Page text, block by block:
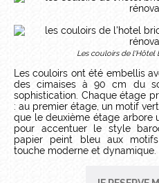
Les couloirs de l'Hôtel
Les couloirs ont été embellis
des cimaises à 90 cm du
sophistication. Chaque étage
: au premier étage, un motif
que le deuxième étage arbore
pour accentuer le style
papier peint bleu aux
touche moderne et dynamique.